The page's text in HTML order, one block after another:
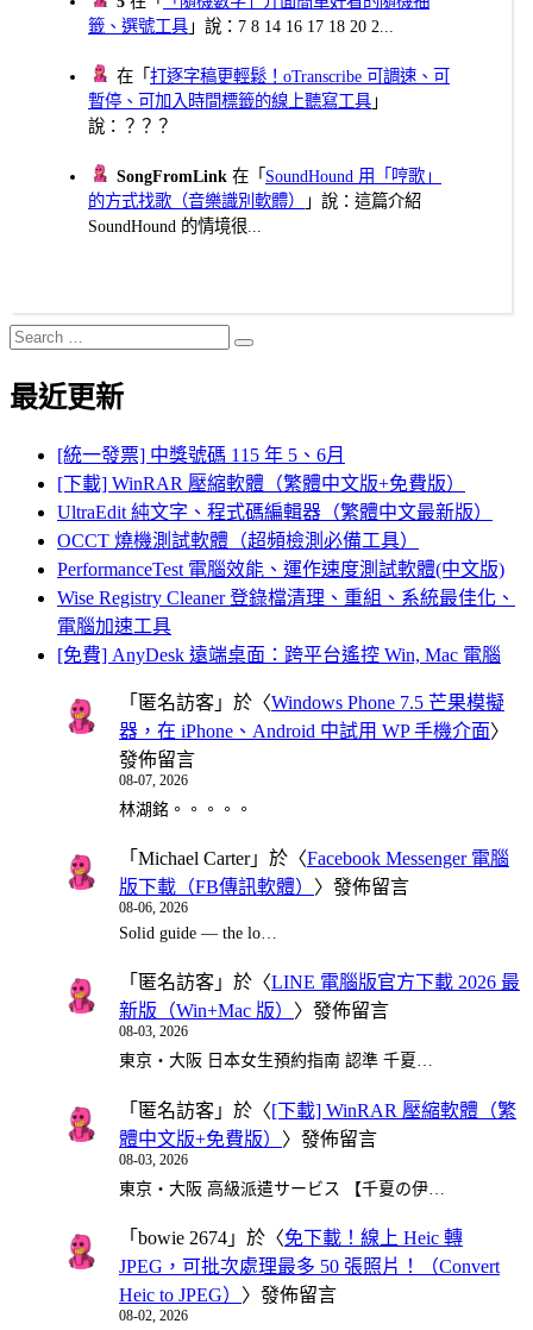
籤、選號工具 」說：7 8 14 16 17 18 20 2...
在「打逐字稿更輕鬆！oTranscribe 可調速、可
暫停、可加入時間標籤的線上聽寫工具 」
說：？？？
SongFromLink 在「 SoundHound 用「哼歌」
的方式找歌（音樂識別軟體）
」說：這篇介紹
SoundHound 的情境很...
Search
for:
Search
最近更新
[統一發票] 中獎號碼 115 年 5、6月
[下載] WinRAR 壓縮軟體（繁體中文版+免費版）
UltraEdit 純文字、程式碼編輯器（繁體中文最新版）
OCCT 燒機測試軟體（超頻檢測必備工具）
PerformanceTest 電腦效能、運作速度測試軟體(中文版)
Wise Registry Cleaner 登錄檔清理、重組、系統最佳化、
電腦加速工具
[免費] AnyDesk 遠端桌面：跨平台遙控 Win, Mac 電腦
「 匿名訪客 」於〈Windows Phone 7.5 芒果模擬
器，在 iPhone、Android 中試用 WP 手機介面〉
發佈留言
08-07, 2026
林湖銘。。。。。
「 Michael Carter」於〈Facebook Messenger 電腦
版下載（FB傳訊軟體）
〉發佈留言
08-06, 2026
Solid guide — the lo…
「 匿名訪客 」於〈LINE 電腦版官方下載 2026 最
新版（Win+Mac 版） 〉發佈留言
08-03, 2026
東京・大阪 日本女生預約指南 認準 千夏…
「 匿名訪客 」於〈[下載] WinRAR 壓縮軟體（繁
體中文版+免費版） 〉發佈留言
08-03, 2026
東京・大阪 高級派遣サービス 【千夏の伊…
「 bowie 2674 」於〈免下載！線上 Heic 轉
JPEG，可批次處理最多 50 張照片！（Convert
Heic to JPEG） 〉發佈留言
08-02, 2026